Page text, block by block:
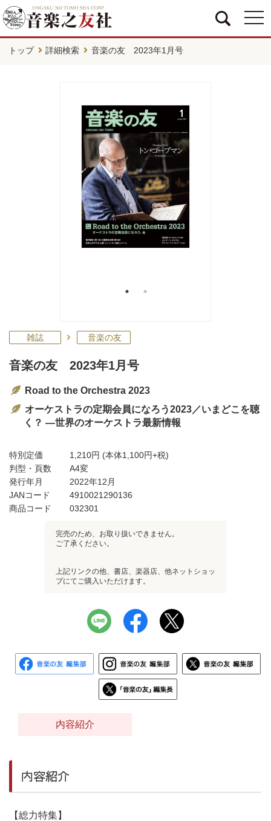
トップ 詳細検索 音楽の友 2023年1月号
雑誌 音楽の友
音楽の友 2023年1月号
Road to the Orchestra 2023
オーケストラの定期会員になろう2023／いまどこを聴
く？ ―世界のオーケストラ最新情報
特別定価 1,210円 (本体1,100円+税)
判型・頁数
A4変
発行年月
2022年12月
JANコード
4910021290136
商品コード
032301
完売のため、お取り扱いできません。
ご了承ください。
上記リンクの他、書店、楽器店、他ネットショッ
プにてご購入いただけます。
内容紹介
内容紹介
【総力特集】